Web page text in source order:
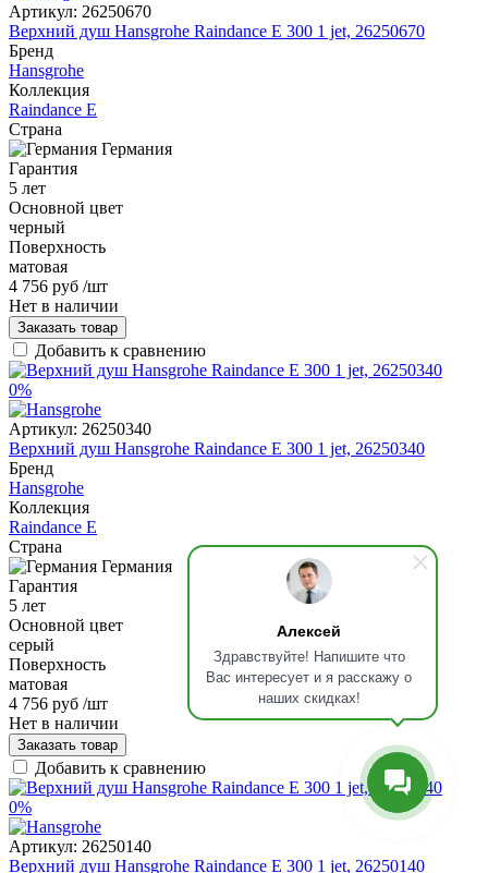
Алексей
Здравствуйте! Напишите что
Вас интересует и я расскажу о
наших скидках!
Артикул: 26250670
Верхний душ Hansgrohe Raindance Е 300 1 jet, 26250670
Бренд
Hansgrohe
Коллекция
Raindance E
Страна
Германия
Гарантия
5 лет
Основной цвет
черный
Поверхность
матовая
4 756 руб /шт
Нет в наличии
Заказать товар
Добавить к сравнению
0%
Артикул: 26250340
Верхний душ Hansgrohe Raindance Е 300 1 jet, 26250340
Бренд
Hansgrohe
Коллекция
Raindance E
Страна
Германия
Гарантия
5 лет
Основной цвет
серый
Поверхность
матовая
4 756 руб /шт
Нет в наличии
Заказать товар
Добавить к сравнению
0%
Артикул: 26250140
Верхний душ Hansgrohe Raindance Е 300 1 jet, 26250140